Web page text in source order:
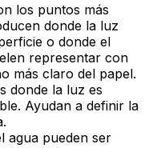
los puntos más
donde la luz
o donde el
representar con
más claro del papel.
donde la luz es
Ayudan a definir la
agua pueden ser